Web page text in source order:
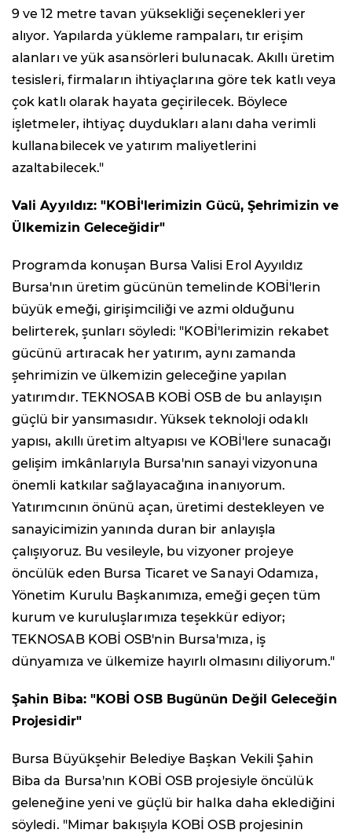
9 ve 12 metre tavan yüksekliği seçenekleri yer
alıyor. Yapılarda yükleme rampaları, tır erişim
alanları ve yük asansörleri bulunacak. Akıllı üretim
tesisleri, firmaların ihtiyaçlarına göre tek katlı veya
çok katlı olarak hayata geçirilecek. Böylece
işletmeler, ihtiyaç duydukları alanı daha verimli
kullanabilecek ve yatırım maliyetlerini
azaltabilecek."
Vali Ayyıldız: "KOBİ'lerimizin Gücü, Şehrimizin ve
Ülkemizin Geleceğidir"
Programda konuşan Bursa Valisi Erol Ayyıldız
Bursa'nın üretim gücünün temelinde KOBİ'lerin
büyük emeği, girişimciliği ve azmi olduğunu
belirterek, şunları söyledi: "KOBİ'lerimizin rekabet
gücünü artıracak her yatırım, aynı zamanda
şehrimizin ve ülkemizin geleceğine yapılan
yatırımdır. TEKNOSAB KOBİ OSB de bu anlayışın
güçlü bir yansımasıdır. Yüksek teknoloji odaklı
yapısı, akıllı üretim altyapısı ve KOBİ'lere sunacağı
gelişim imkânlarıyla Bursa'nın sanayi vizyonuna
önemli katkılar sağlayacağına inanıyorum.
Yatırımcının önünü açan, üretimi destekleyen ve
sanayicimizin yanında duran bir anlayışla
çalışıyoruz. Bu vesileyle, bu vizyoner projeye
öncülük eden Bursa Ticaret ve Sanayi Odamıza,
Yönetim Kurulu Başkanımıza, emeği geçen tüm
kurum ve kuruluşlarımıza teşekkür ediyor;
TEKNOSAB KOBİ OSB'nin Bursa'mıza, iş
dünyamıza ve ülkemize hayırlı olmasını diliyorum."
Şahin Biba: "KOBİ OSB Bugünün Değil Geleceğin
Projesidir"
Bursa Büyükşehir Belediye Başkan Vekili Şahin
Biba da Bursa'nın KOBİ OSB projesiyle öncülük
geleneğine yeni ve güçlü bir halka daha eklediğini
söyledi. "Mimar bakışıyla KOBİ OSB projesinin